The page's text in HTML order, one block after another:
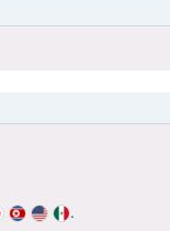
.